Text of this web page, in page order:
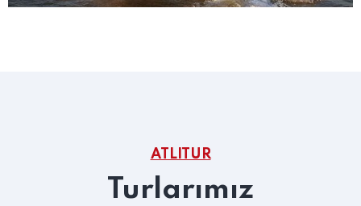
ATLITUR
Turlarımız